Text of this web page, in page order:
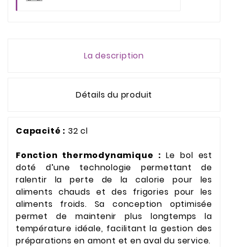
La description
Détails du produit
Capacité : 32 cl
Fonction thermodynamique : Le bol est
doté d’une technologie permettant de
ralentir la perte de la calorie pour les
aliments chauds et des frigories pour les
aliments froids. Sa conception optimisée
permet de maintenir plus longtemps la
température idéale, facilitant la gestion des
préparations en amont et en aval du service.